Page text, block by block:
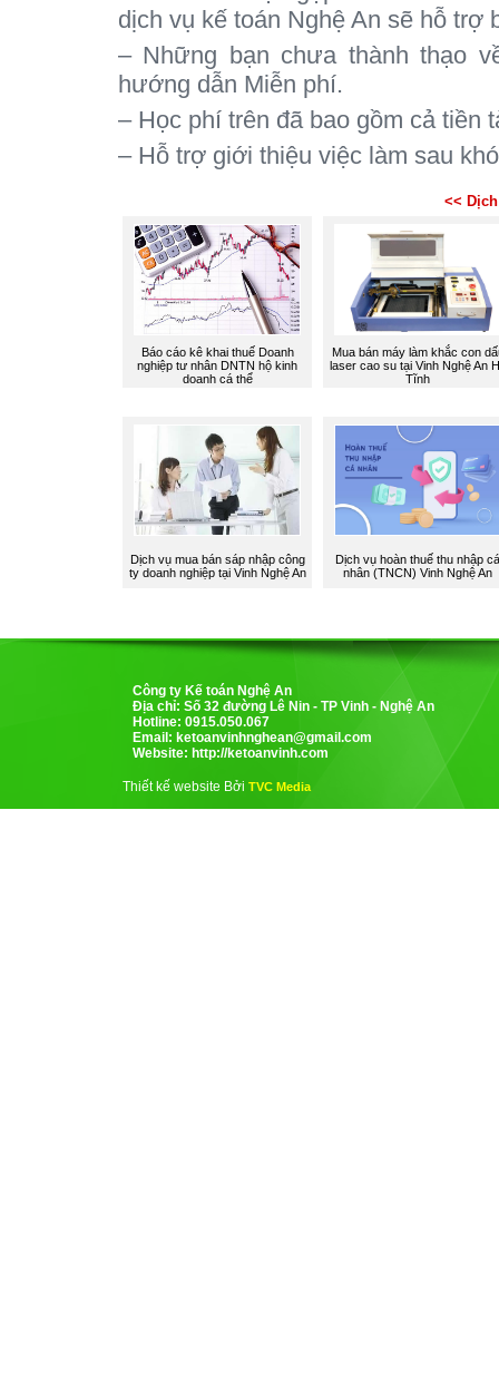
dịch vụ kế toán Nghệ An sẽ hỗ trợ
– Những bạn chưa thành thạo
hướng dẫn Miễn phí.
– Học phí trên đã bao gồm cả tiền
– Hỗ trợ giới thiệu việc làm sau
<<
Báo cáo kê khai thuế Doanh
nghiệp tư nhân DNTN hộ kinh
doanh cá thể
Mua bán máy làm khắc con
laser cao su tại Vinh Nghệ An
Tĩnh
Dịch vụ mua bán sáp nhập công
ty doanh nghiệp tại Vinh Nghệ An
Dịch vụ hoàn thuế thu nhập cá
nhân (TNCN) Vinh Nghệ An
Công ty Kế toán Nghệ An
Địa chỉ: Số 32 đường Lê Nin - TP Vinh - Nghệ An
Hotline: 0915.050.067
Email: ketoanvinhnghean@gmail.com
Website: http://ketoanvinh.com
Thiết kế website Bởi TVC Media